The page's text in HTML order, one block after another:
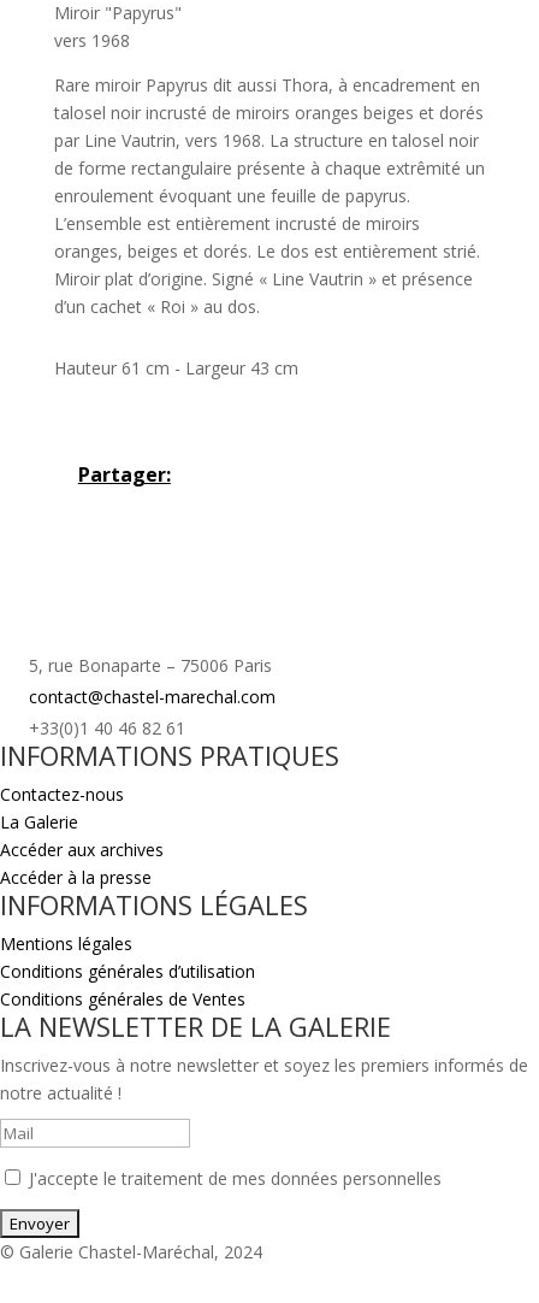
Miroir "Papyrus"
vers 1968
Rare miroir Papyrus dit aussi Thora, à encadrement en
talosel noir incrusté de miroirs oranges beiges et dorés
par Line Vautrin, vers 1968. La structure en talosel noir
de forme rectangulaire présente à chaque extrêmité un
enroulement évoquant une feuille de papyrus.
L’ensemble est entièrement incrusté de miroirs
oranges, beiges et dorés. Le dos est entièrement strié.
Miroir plat d’origine. Signé « Line Vautrin » et présence
d’un cachet « Roi » au dos.
Hauteur 61 cm - Largeur 43 cm
Partager:
5, rue Bonaparte – 75006 Paris
contact@chastel-marechal.com
+33(0)1 40 46 82 61
INFORMATIONS PRATIQUES
Contactez-nous
La Galerie
Accéder aux archives
Accéder à la presse
INFORMATIONS LÉGALES
Mentions légales
Conditions générales d’utilisation
Conditions générales de Ventes
LA NEWSLETTER DE LA GALERIE
Inscrivez-vous à notre newsletter et soyez les premiers informés de
notre actualité !
J'accepte le traitement de mes données personnelles
© Galerie Chastel-Maréchal, 2024